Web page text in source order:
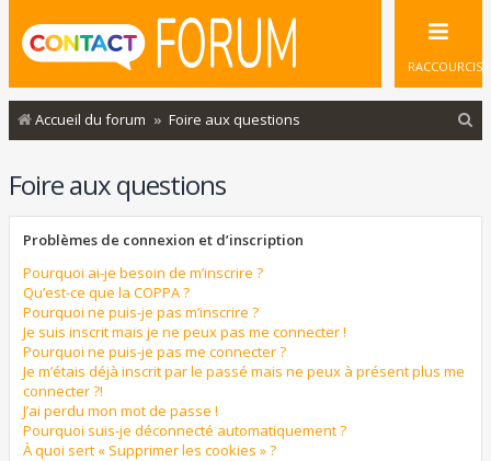
RACCOURCIS
Accueil du forum Foire aux questions
Foire aux questions
Problèmes de connexion et d’inscription
Pourquoi ai-je besoin de m’inscrire ?
Qu’est-ce que la COPPA ?
Pourquoi ne puis-je pas m’inscrire ?
Je suis inscrit mais je ne peux pas me connecter !
Pourquoi ne puis-je pas me connecter ?
Je m’étais déjà inscrit par le passé mais ne peux à présent plus me
connecter ?!
J’ai perdu mon mot de passe !
Pourquoi suis-je déconnecté automatiquement ?
À quoi sert « Supprimer les cookies » ?